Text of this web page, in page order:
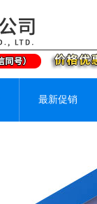
最新促销